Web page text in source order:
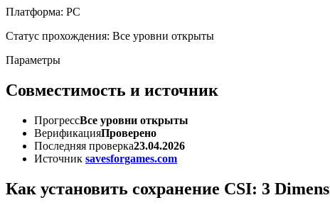
Платформа: PC
Статус прохождения: Все уровни открыты
Параметры
Совместимость и источник
ПрогрессВсе уровни открыты
ВерификацияПроверено
Последняя проверка23.04.2026
Источник savesforgames.com
Как установить сохранение CSI: 3